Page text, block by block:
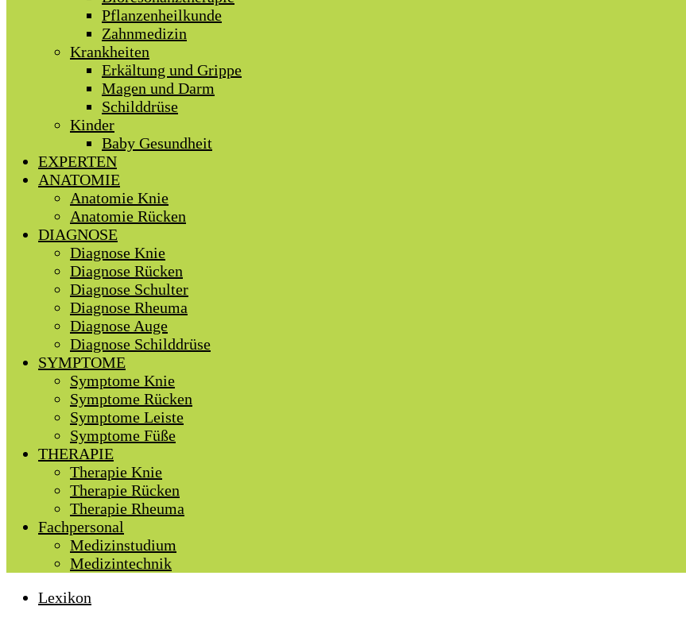
Pflanzenheilkunde
Zahnmedizin
Krankheiten
Erkältung und Grippe
Magen und Darm
Schilddrüse
Kinder
Baby Gesundheit
EXPERTEN
ANATOMIE
Anatomie Knie
Anatomie Rücken
DIAGNOSE
Diagnose Knie
Diagnose Rücken
Diagnose Schulter
Diagnose Rheuma
Diagnose Auge
Diagnose Schilddrüse
SYMPTOME
Symptome Knie
Symptome Rücken
Symptome Leiste
Symptome Füße
THERAPIE
Therapie Knie
Therapie Rücken
Therapie Rheuma
Fachpersonal
Medizinstudium
Medizintechnik
Lexikon